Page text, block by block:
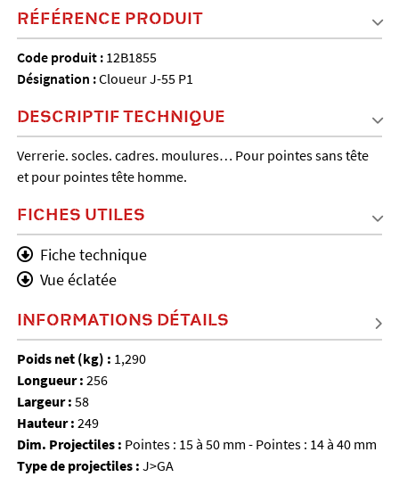
RÉFÉRENCE PRODUIT
Code produit : 12B1855
Désignation :Cloueur J-55 P1
DESCRIPTIF TECHNIQUE
Verrerie. socles. cadres. moulures… Pour pointes sans tête
et pour pointes tête homme.
FICHES UTILES
Fiche technique
Vue éclatée
INFORMATIONS DÉTAILS
Poids net (kg) : 1,290
Longueur : 256
Largeur : 58
Hauteur : 249
Dim. Projectiles : Pointes : 15 à 50 mm - Pointes : 14 à 40 mm
Type de projectiles : J>GA